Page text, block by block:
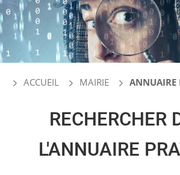
ACCUEIL MAIRIE ANNUAIRE
RECHERCHER
L'ANNUAIRE